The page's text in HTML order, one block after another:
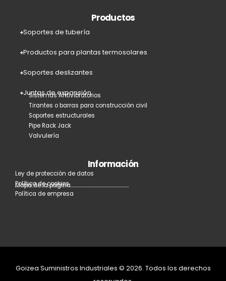
Productos
Soportes de tubería
Productos para plantas termosolares
Soportes deslizantes
Juntas de expansión
Sistemas Antivibratorios
Tirantes o barras para construcción civil
Soportes estructurales
Pipe Rack Jack
Valvulería
Información
Ley de protección de datos
Política de cookies
Política de empresa
Mapa de la página
Goizea Suministros Industriales © 2026. Todos los derechos